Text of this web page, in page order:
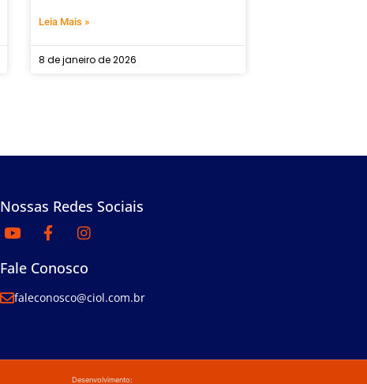
Leia Mais »
8 de janeiro de 2026
Nossas Redes Sociais
Fale Conosco
faleconosco@ciol.com.br
Desenvolvimento: